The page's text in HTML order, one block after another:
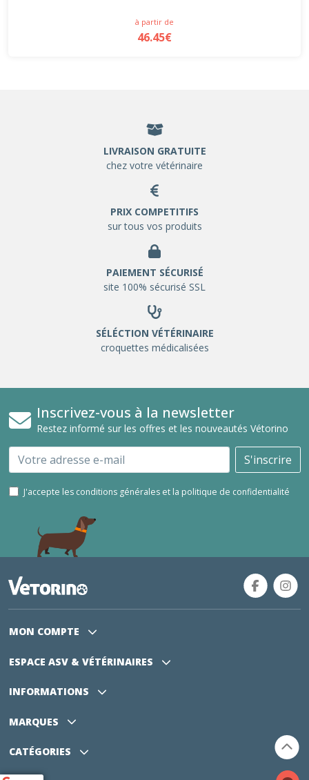
à partir de
46.45€
LIVRAISON GRATUITE
chez votre vétérinaire
PRIX COMPETITIFS
sur tous vos produits
PAIEMENT SÉCURISÉ
site 100% sécurisé SSL
SÉLÉCTION VÉTÉRINAIRE
croquettes médicalisées
Inscrivez-vous à la newsletter
Restez informé sur les offres et les nouveautés Vétorino
Email S'inscrire
J'accepte les conditions générales et la politique de confidentialité
MON COMPTE
ESPACE ASV & VÉTÉRINAIRES
INFORMATIONS
MARQUES
CATÉGORIES